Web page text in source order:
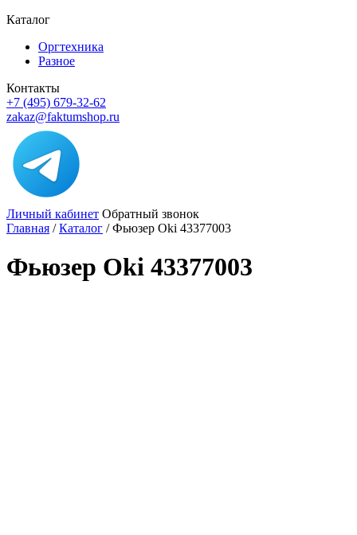
Каталог
Оргтехника
Разное
Контакты
+7 (495) 679-32-62
zakaz@faktumshop.ru
Личный кабинет Обратный звонок
Главная /Каталог /Фьюзер Oki 43377003
Фьюзер Oki 43377003